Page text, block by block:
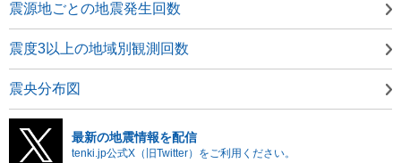
震源地ごとの地震発生回数
震度3以上の地域別観測回数
震央分布図
最新の地震情報を配信
tenki.jp公式X（旧Twitter）をご利用ください。